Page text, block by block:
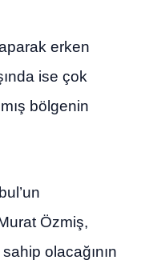
erken
ise çok
bölgenin
Özmiş,
olacağının